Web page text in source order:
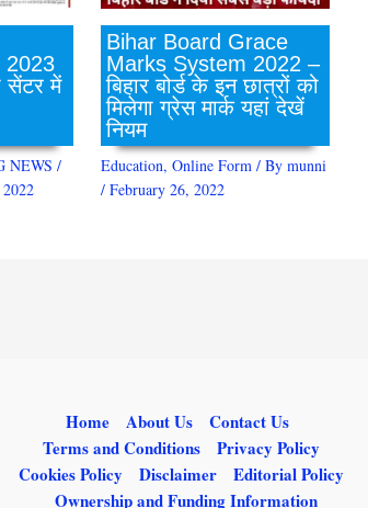
2023
सेंटर में
NEWS /
Bihar Board Grace
Marks System 2022 –
बिहार बोर्ड के इन छात्रों को
मिलेगा ग्रेस मार्क यहां देखें
नियम
Education, Online Form / By munni
/ February 26, 2022
Home About Us
Contact Us
Terms and Conditions
Privacy Policy
Cookies Policy
Disclaimer
Editorial Policy
Ownership and Funding Information